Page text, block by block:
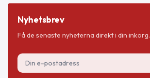
Nyhetsbrev
Få de senaste nyheterna direkt i din inkorg.